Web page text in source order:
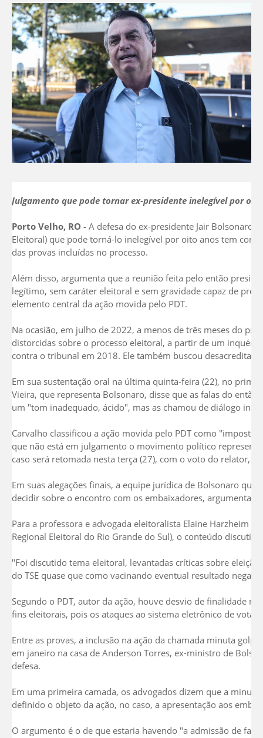
S
Julgamento que pode tornar ex-presidente inelegível por
Porto Velho, RO - A defesa do ex-presidente Jair Bolsonaro
Eleitoral) que pode torná-lo inelegível por oito anos tem
das provas incluídas no processo.
Além disso, argumenta que a reunião feita pelo então
legítimo, sem caráter eleitoral e sem gravidade capaz de
elemento central da ação movida pelo PDT.
Na ocasião, em julho de 2022, a menos de três meses do
distorcidas sobre o processo eleitoral, a partir de um
contra o tribunal em 2018. Ele também buscou desacreditar
Em sua sustentação oral na última quinta-feira (22), no
Vieira, que representa Bolsonaro, disse que as falas do
um "tom inadequado, ácido", mas as chamou de diálogo
Carvalho classificou a ação movida pelo PDT como
que não está em julgamento o movimento político
caso será retomada nesta terça (27), com o voto do relator, a
Em suas alegações finais, a equipe jurídica de Bolsonaro
decidir sobre o encontro com os embaixadores,
Para a professora e advogada eleitoralista Elaine Harzheim
Regional Eleitoral do Rio Grande do Sul), o conteúdo
"Foi discutido tema eleitoral, levantadas críticas sobre
do TSE quase que como vacinando eventual resultado
Segundo o PDT, autor da ação, houve desvio de finalidade
fins eleitorais, pois os ataques ao sistema eletrônico de
Entre as provas, a inclusão na ação da chamada minuta
em janeiro na casa de Anderson Torres, ex-ministro de
defesa.
Em uma primeira camada, os advogados dizem que a
definido o objeto da ação, no caso, a apresentação aos
O argumento é o de que estaria havendo "a admissão de